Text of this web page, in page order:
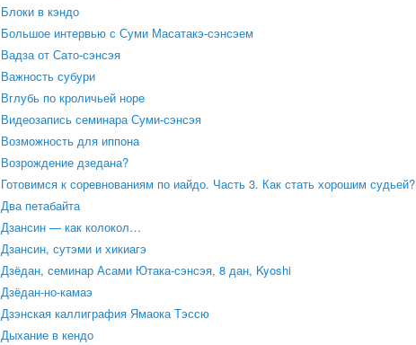
Блоки в кэндо
Большое интервью с Суми Масатакэ-сэнсэем
Вадза от Сато-сэнсэя
Важность субури
Вглубь по кроличьей норе
Видеозапись семинара Суми-сэнсэя
Возможность для иппона
Возрождение дзедана?
Готовимся к соревнованиям по иайдо. Часть 3. Как стать хорошим судьей?
Два петабайта
Дзансин — как колокол…
Дзансин, сутэми и хикиагэ
Дзёдан, семинар Асами Ютака-сэнсэя, 8 дан, Kyoshi
Дзёдан-но-камаэ
Дзэнская каллиграфия Ямаока Тэссю
Дыхание в кендо